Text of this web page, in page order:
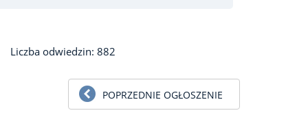
Liczba odwiedzin: 882
POPRZEDNIE OGŁOSZENIE